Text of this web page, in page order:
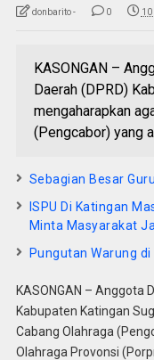
donbarito - 0 10
KASONGAN –
Daerah (DPRD)
mengaharapkan
(Pengcabor) yang
Sebagian Besar
ISPU Di Katingan
Minta Masyarakat
Pungutan Warung
KASONGAN – Anggota
Kabupaten Katingan
Cabang Olahraga
Olahraga Provonsi